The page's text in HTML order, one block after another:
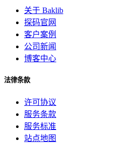
关于 Baklib
探码官网
客户案例
公司新闻
博客中心
法律条款
许可协议
服务条款
服务标准
站点地图